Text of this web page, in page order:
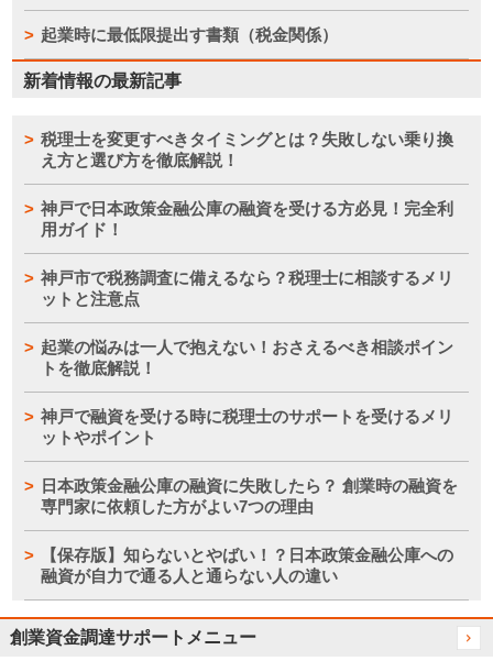
起業時に最低限提出す書類（税金関係）
新着情報の最新記事
税理士を変更すべきタイミングとは？失敗しない乗り換
え方と選び方を徹底解説！
神戸で日本政策金融公庫の融資を受ける方必見！完全利
用ガイド！
神戸市で税務調査に備えるなら？税理士に相談するメリ
ットと注意点
起業の悩みは一人で抱えない！おさえるべき相談ポイン
トを徹底解説！
神戸で融資を受ける時に税理士のサポートを受けるメリ
ットやポイント
日本政策金融公庫の融資に失敗したら？ 創業時の融資を
専門家に依頼した方がよい7つの理由
【保存版】知らないとやばい！？日本政策金融公庫への
融資が自力で通る人と通らない人の違い
創業資金調達サポートメニュー